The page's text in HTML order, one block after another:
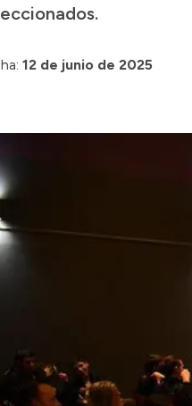
12 de junio de 2025